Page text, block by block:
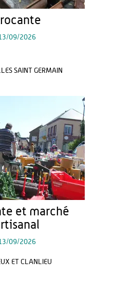
09/2026
SAINT GERMAIN
et marché
09/2026
ET CLANLIEU